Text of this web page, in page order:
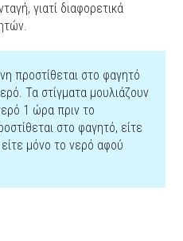
γιατί διαφορετικά
προστίθεται στο φαγητό
Τα στίγματα μουλιάζουν
1 ώρα πριν το
στο φαγητό, είτε
μόνο το νερό αφού